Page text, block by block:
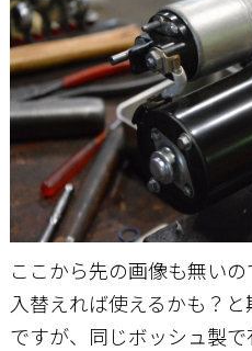
ここから先の画像も無い
入替えれば使えるかも？
ですが、同じボッシュ製